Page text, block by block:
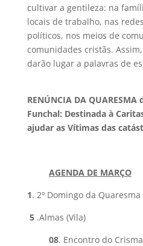
cultivar a gentileza: na
locais de trabalho, nas
políticos, nos meios de
comunidades cristãs.
darão lugar a palavras de
RENÚNCIA DA
Funchal: Destinada à
ajudar as Vítimas das
AGENDA DE MARÇO
1. 2º Domingo da Quaresma
5.Almas (Vila)
08. Encontro do